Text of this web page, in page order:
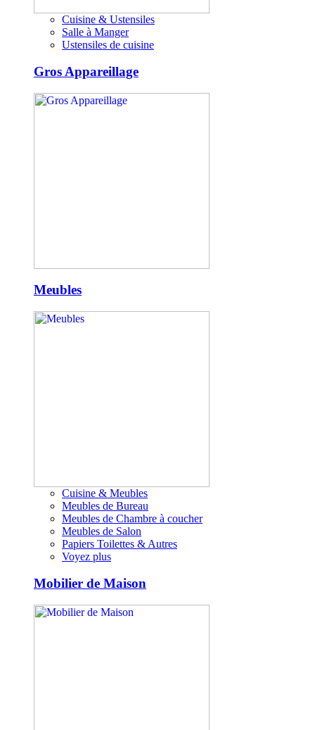
Cuisine & Ustensiles
Salle à Manger
Ustensiles de cuisine
Gros Appareillage
Meubles
Cuisine & Meubles
Meubles de Bureau
Meubles de Chambre à coucher
Meubles de Salon
Papiers Toilettes & Autres
Voyez plus
Mobilier de Maison